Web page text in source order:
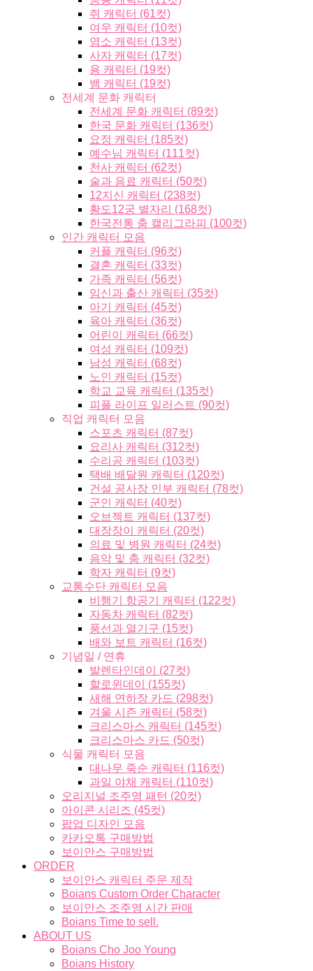
쥐 캐릭터 (61컷)
여우 캐릭터 (10컷)
염소 캐릭터 (13컷)
사자 캐릭터 (17컷)
용 캐릭터 (19컷)
뱀 캐릭터 (19컷)
전세계 문화 캐릭터
전세계 문화 캐릭터 (89컷)
한국 문화 캐릭터 (136컷)
요정 캐릭터 (185컷)
예수님 캐릭터 (111컷)
천사 캐릭터 (62컷)
술과 음료 캐릭터 (50컷)
12지신 캐릭터 (238컷)
황도12궁 별자리 (168컷)
한국전통 춤 캘리그라피 (100컷)
인간 캐릭터 모음
커플 캐릭터 (96컷)
결혼 캐릭터 (33컷)
가족 캐릭터 (56컷)
임신과 출산 캐릭터 (35컷)
아기 캐릭터 (45컷)
육아 캐릭터 (36컷)
어린이 캐릭터 (66컷)
여성 캐릭터 (109컷)
남성 캐릭터 (68컷)
노인 캐릭터 (15컷)
학교 교육 캐릭터 (135컷)
피플 라이프 일러스트 (90컷)
직업 캐릭터 모음
스포츠 캐릭터 (87컷)
요리사 캐릭터 (312컷)
수리공 캐릭터 (103컷)
택배 배달원 캐릭터 (120컷)
건설 공사장 인부 캐릭터 (78컷)
군인 캐릭터 (40컷)
오브젝트 캐릭터 (137컷)
대장장이 캐릭터 (20컷)
의료 및 병원 캐릭터 (24컷)
음악 및 춤 캐릭터 (32컷)
학자 캐릭터 (9컷)
교통수단 캐릭터 모음
비행기 항공기 캐릭터 (122컷)
자동차 캐릭터 (82컷)
풍선과 열기구 (15컷)
배와 보트 캐릭터 (16컷)
기념일 / 연휴
발렌타인데이 (27컷)
할로윈데이 (155컷)
새해 연하장 카드 (298컷)
겨울 시즌 캐릭터 (58컷)
크리스마스 캐릭터 (145컷)
크리스마스 카드 (50컷)
식물 캐릭터 모음
대나무 죽순 캐릭터 (116컷)
과일 야채 캐릭터 (110컷)
오리지널 조주영 패턴 (20컷)
아이콘 시리즈 (45컷)
팝업 디자인 모음
카카오톡 구매방법
보이안스 구매방법
ORDER
보이안스 캐릭터 주문 제작
Boians Custom Order Character
보이안스 조주영 시간 판매
Boians Time to sell.
ABOUT US
Boians Cho Joo Young
Boians History